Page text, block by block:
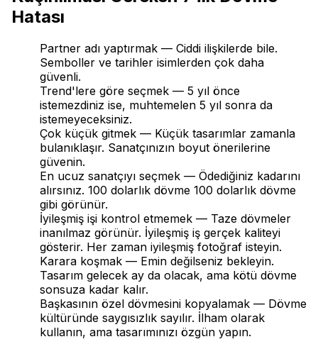
Hatası
Partner adı yaptırmak — Ciddi ilişkilerde bile.
Semboller ve tarihler isimlerden çok daha
güvenli.
Trend'lere göre seçmek — 5 yıl önce
istemezdiniz ise, muhtemelen 5 yıl sonra da
istemeyeceksiniz.
Çok küçük gitmek — Küçük tasarımlar zamanla
bulanıklaşır. Sanatçınızın boyut önerilerine
güvenin.
En ucuz sanatçıyı seçmek — Ödediğiniz kadarını
alırsınız. 100 dolarlık dövme 100 dolarlık dövme
gibi görünür.
İyileşmiş işi kontrol etmemek — Taze dövmeler
inanılmaz görünür. İyileşmiş iş gerçek kaliteyi
gösterir. Her zaman iyileşmiş fotoğraf isteyin.
Karara koşmak — Emin değilseniz bekleyin.
Tasarım gelecek ay da olacak, ama kötü dövme
sonsuza kadar kalır.
Başkasının özel dövmesini kopyalamak — Dövme
kültüründe saygısızlık sayılır. İlham olarak
kullanın, ama tasarımınızı özgün yapın.